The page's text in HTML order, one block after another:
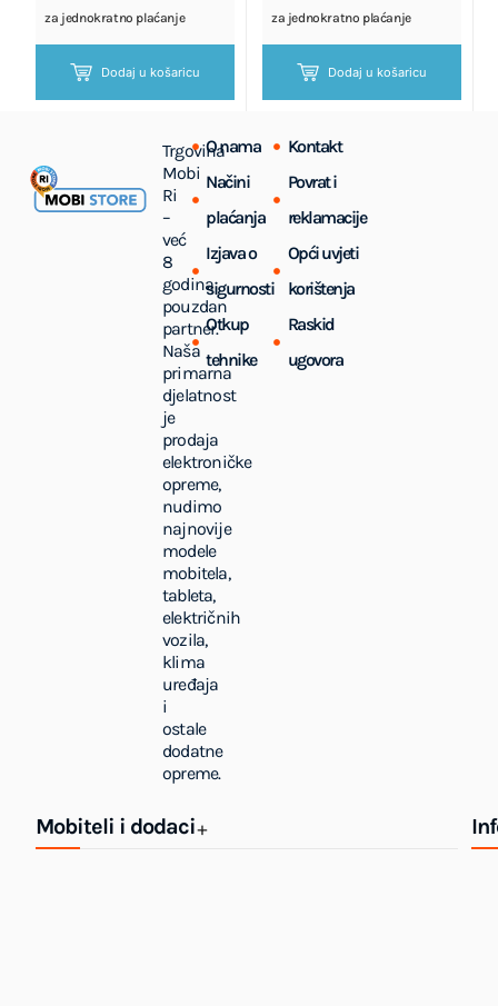
za jednokratno plaćanje
Dodaj u košaricu
za jednokratno plaćanje
Dodaj u košaricu
Trgovina
Mobi
Ri
–
već
8
godina
pouzdan
partner.
Naša
primarna
djelatnost
je
prodaja
elektroničke
opreme,
nudimo
najnovije
modele
mobitela,
tableta,
električnih
vozila,
klima
uređaja
i
ostale
dodatne
opreme.
O nama
Kontakt
Načini
plaćanja
Povrat i
reklamacije
Izjava o
sigurnosti
Opći uvjeti
korištenja
Otkup
tehnike
Raskid
ugovora
Mobiteli i dodaci+